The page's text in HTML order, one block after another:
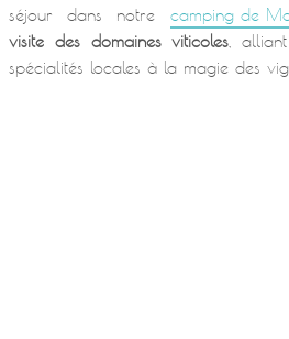
séjour dans notre camping de
visite des domaines viticoles,
spécialités locales à la magie des